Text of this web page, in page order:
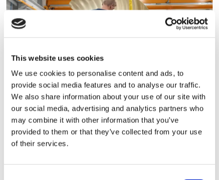
This website uses cookies
We use cookies to personalise content and ads, to
provide social media features and to analyse our traffic.
We also share information about your use of our site with
our social media, advertising and analytics partners who
may combine it with other information that you’ve
provided to them or that they’ve collected from your use
of their services.
Storaffären: Kongsberg
Maritime köper Berg
Propulsion